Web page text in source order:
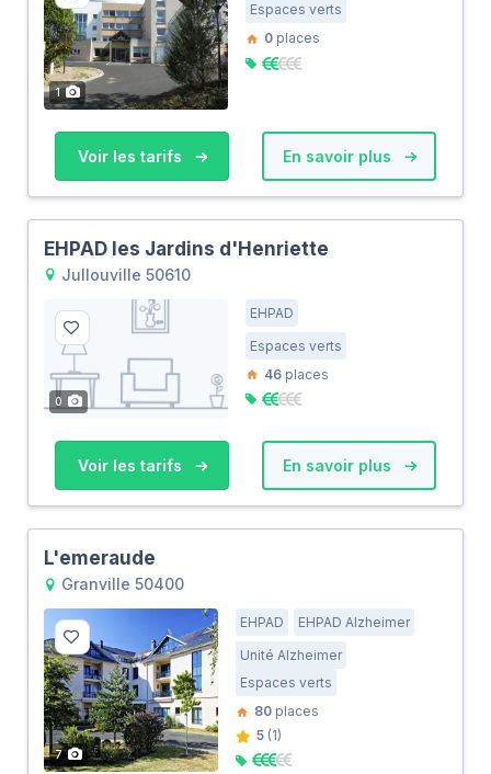
1
Espaces verts
0 places
Voir les tarifs En savoir plus
EHPAD les Jardins d'Henriette
Jullouville 50610
0
EHPAD
Espaces verts
46 places
Voir les tarifs En savoir plus
L'emeraude
Granville 50400
7
EHPAD
EHPAD Alzheimer
Unité Alzheimer
Espaces verts
80 places
5 (1)